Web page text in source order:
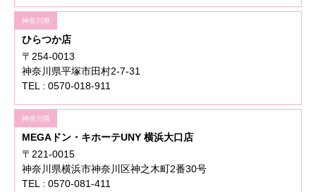
神奈川県
ひらつか店
〒254-0013
神奈川県平塚市田村2-7-31
TEL : 0570-018-911
神奈川県
MEGAドン・キホーテUNY 横浜大口店
〒221-0015
神奈川県横浜市神奈川区神之木町2番30号
TEL : 0570-081-411